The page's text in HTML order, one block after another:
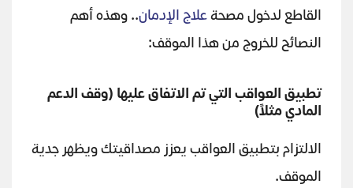
القاطع لدخول مصحةعلاج الإدمان.. وهذه أهم
النصائح للخروج من هذا الموقف:
تطبيق العواقب التي تم الاتفاق عليها (وقف الدعم
المادي مثلاً)
الالتزام بتطبيق العواقب يعزز مصداقيتك ويظهر جدية
الموقف.